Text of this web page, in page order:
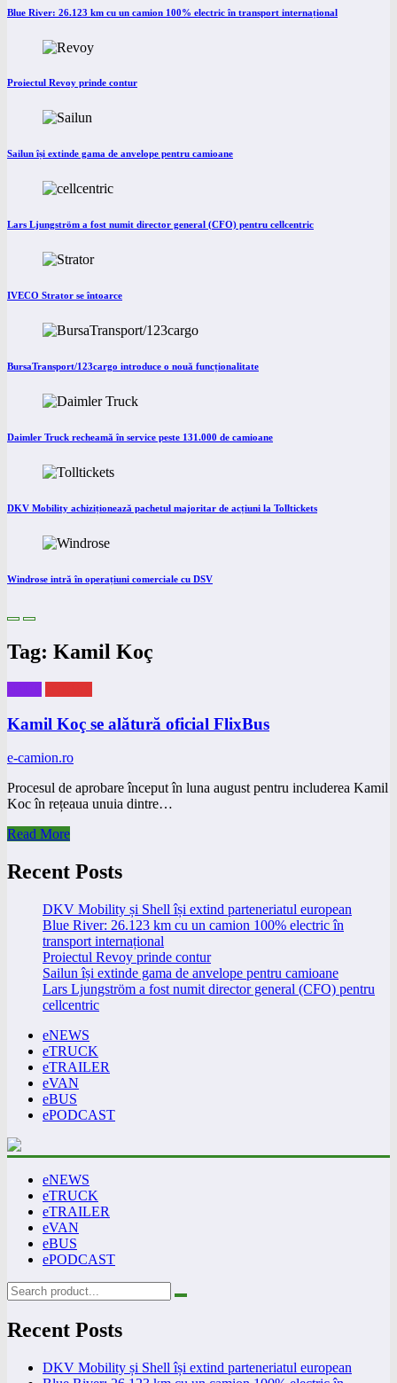
Blue River: 26.123 km cu un camion 100% electric în transport internațional
Proiectul Revoy prinde contur
Sailun își extinde gama de anvelope pentru camioane
Lars Ljungström a fost numit director general (CFO) pentru cellcentric
IVECO Strator se întoarce
BursaTransport/123cargo introduce o nouă funcționalitate
Daimler Truck recheamă în service peste 131.000 de camioane
DKV Mobility achiziționează pachetul majoritar de acțiuni la Tolltickets
Windrose intră în operațiuni comerciale cu DSV
Tag: Kamil Koç
Kamil Koç se alătură oficial FlixBus
e-camion.ro
Procesul de aprobare început în luna august pentru includerea Kamil
Koc în rețeaua unuia dintre…
Read More
Recent Posts
DKV Mobility și Shell își extind parteneriatul european
Blue River: 26.123 km cu un camion 100% electric în
transport internațional
Proiectul Revoy prinde contur
Sailun își extinde gama de anvelope pentru camioane
Lars Ljungström a fost numit director general (CFO) pentru
cellcentric
eNEWS
eTRUCK
eTRAILER
eVAN
eBUS
ePODCAST
eNEWS
eTRUCK
eTRAILER
eVAN
eBUS
ePODCAST
Recent Posts
DKV Mobility și Shell își extind parteneriatul european